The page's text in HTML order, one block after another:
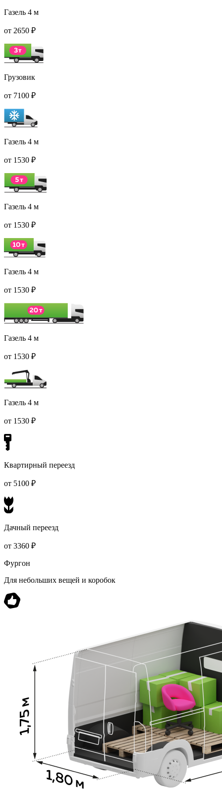
Газель 4 м
от 2650 ₽
Грузовик
от 7100 ₽
Газель 4 м
от 1530 ₽
Газель 4 м
от 1530 ₽
Газель 4 м
от 1530 ₽
Газель 4 м
от 1530 ₽
Газель 4 м
от 1530 ₽
Квартирный переезд
от 5100 ₽
Дачный переезд
от 3360 ₽
Фургон
Для небольших вещей и коробок